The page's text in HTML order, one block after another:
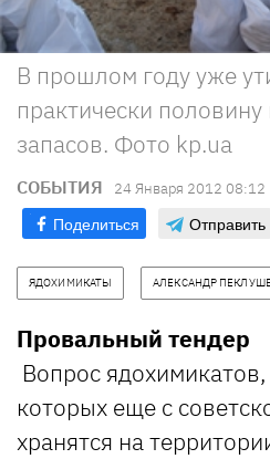
В прошлом году уже
практически
запасов. Фото kp.ua
СОБЫТИЯ 24 Января 2012 08:12
Поделиться Отправить
ЯДОХИМИКАТЫ АЛЕКСАНДР
Провальный тендер
Вопрос
которых еще с
хранятся на